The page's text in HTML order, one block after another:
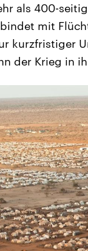
als 400-
mit
kurzfristiger
der Krieg in